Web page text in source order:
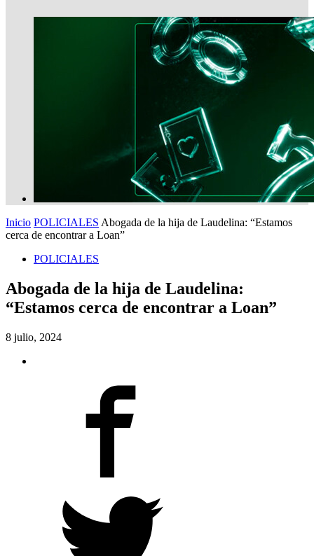
Inicio POLICIALES Abogada de la hija de Laudelina: “Estamos
cerca de encontrar a Loan”
POLICIALES
Abogada de la hija de Laudelina:
“Estamos cerca de encontrar a Loan”
8 julio, 2024